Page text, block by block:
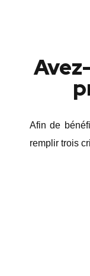
Afin de
remplir trois